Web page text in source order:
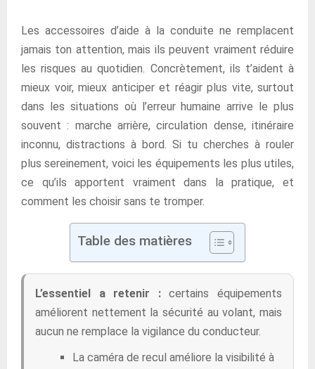
Les accessoires d’aide à la conduite ne remplacent
jamais ton attention, mais ils peuvent vraiment réduire
les risques au quotidien. Concrètement, ils t’aident à
mieux voir, mieux anticiper et réagir plus vite, surtout
dans les situations où l’erreur humaine arrive le plus
souvent : marche arrière, circulation dense, itinéraire
inconnu, distractions à bord. Si tu cherches à rouler
plus sereinement, voici les équipements les plus utiles,
ce qu’ils apportent vraiment dans la pratique, et
comment les choisir sans te tromper.
Table des matières
L’essentiel a retenir :certains équipements
améliorent nettement la sécurité au volant, mais
aucun ne remplace la vigilance du conducteur.
La caméra de recul améliore la visibilité à